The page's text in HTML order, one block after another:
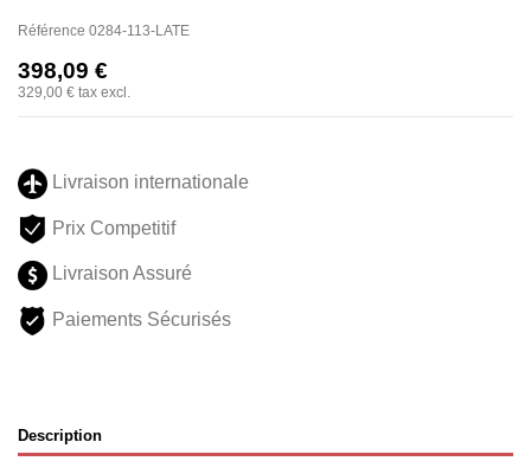
Référence 0284-113-LATE
398,09 €
329,00 € tax excl.
Livraison internationale
Prix Competitif
Livraison Assuré
Paiements Sécurisés
Description